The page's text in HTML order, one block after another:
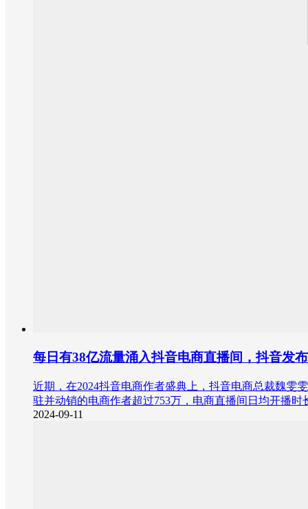
每日有38亿流量涌入抖音电商直播间，抖音发
近期，在2024抖音电商作者盛典上，抖音电商总裁魏雯
驻并动销的电商作者超过753万，电商直播间日均开播
2024-09-11